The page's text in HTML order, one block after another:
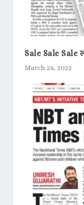
Sale Sale Sale
March 28, 2022